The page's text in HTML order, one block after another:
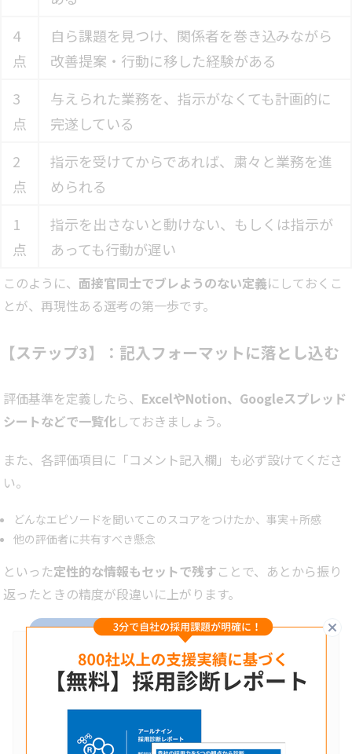
4
点
自ら課題を見つけ、関係者を巻き込みながら
改善提案・行動に移した経験がある
3
点
与えられた業務を、指示がなくても計画的に
完遂している
2
点
指示を受けてからであれば、粛々と業務を進
められる
1
点
指示を出さないと動けない、もしくは指示が
あっても行動が遅い
このように、 面接官同士でブレようのない定義にしておくこ
とが、再現性ある選考の第一歩です。
【ステップ3】：記入フォーマットに落とし込む
評価基準を定義したら、 ExcelやNotion、Googleスプレッド
シートなどで一覧化しておきましょう。
また、各評価項目に「コメント記入欄」も必ず設けてくださ
い。
どんなエピソードを聞いてこのスコアをつけたか、事実＋所感
他の評価者に共有すべき懸念
といった定性的な情報もセットで残すことで、あとから振り
返ったときの精度が段違いに上がります。
あわせて読みたい
株式会社アールナイン
【完全ガイド】面接官による評価基準のズレ
をなくす5ステップ｜納得感ある採用の仕…
います。候補者の志向が多様化するなかで、面接官ごとに評価の基
準がバラバラなまま選考が進んでいる企業も少なくありません。